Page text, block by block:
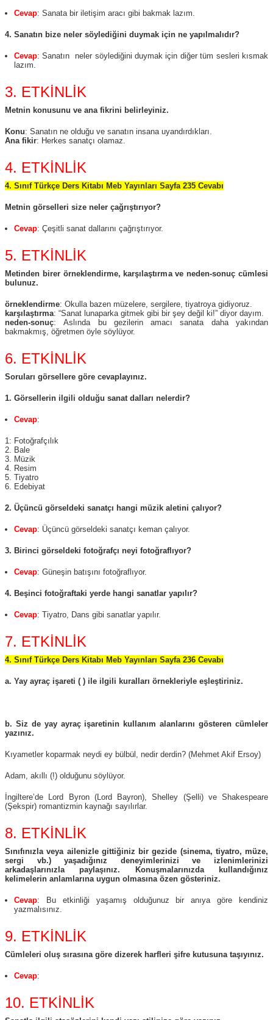
Cevap: Sanata bir iletişim aracı gibi bakmak lazım.
4. Sanatın bize neler söylediğini duymak için ne yapılmalıdır?
Cevap: Sanatın neler söylediğini duymak için diğer tüm sesleri kısmak
lazım.
3. ETKİNLİK
Metnin konusunu ve ana fikrini belirleyiniz.
Konu: Sanatın ne olduğu ve sanatın insana uyandırdıkları.
Ana fikir: Herkes sanatçı olamaz.
4. ETKİNLİK
4. Sınıf Türkçe Ders Kitabı Meb Yayınları Sayfa 235 Cevabı
Metnin görselleri size neler çağrıştırıyor?
Cevap: Çeşitli sanat dallarını çağrıştırıyor.
5. ETKİNLİK
Metinden birer örneklendirme, karşılaştırma ve neden-sonuç cümlesi
bulunuz.
örneklendirme: Okulla bazen müzelere, sergilere, tiyatroya gidiyoruz.
karşılaştırma: “Sanat lunaparka gitmek gibi bir şey değil ki!” diyor dayım.
neden-sonuç: Aslında bu gezilerin amacı sanata daha yakından
bakmakmış, öğretmen öyle söylüyor.
6. ETKİNLİK
Soruları görsellere göre cevaplayınız.
1. Görsellerin ilgili olduğu sanat dalları nelerdir?
Cevap:
1: Fotoğrafçılık
2. Bale
3. Müzik
4. Resim
5. Tiyatro
6. Edebiyat
2. Üçüncü görseldeki sanatçı hangi müzik aletini çalıyor?
Cevap: Üçüncü görseldeki sanatçı keman çalıyor.
3. Birinci görseldeki fotoğrafçı neyi fotoğraflıyor?
Cevap: Güneşin batışını fotoğraflıyor.
4. Beşinci fotoğraftaki yerde hangi sanatlar yapılır?
Cevap: Tiyatro, Dans gibi sanatlar yapılır.
7. ETKİNLİK
4. Sınıf Türkçe Ders Kitabı Meb Yayınları Sayfa 236 Cevabı
a. Yay ayraç işareti ( ) ile ilgili kuralları örnekleriyle eşleştiriniz.
b. Siz de yay ayraç işaretinin kullanım alanlarını gösteren cümleler
yazınız.
Kıyametler koparmak neydi ey bülbül, nedir derdin? (Mehmet Akif Ersoy)
Adam, akıllı (!) olduğunu söylüyor.
İngiltere’de Lord Byron (Lord Bayron), Shelley (Şelli) ve Shakespeare
(Şekspir) romantizmin kaynağı sayılırlar.
8. ETKİNLİK
Sınıfınızla veya ailenizle gittiğiniz bir gezide (sinema, tiyatro, müze,
sergi vb.) yaşadığınız deneyimlerinizi ve izlenimlerinizi
arkadaşlarınızla paylaşınız. Konuşmalarınızda kullandığınız
kelimelerin anlamlarına uygun olmasına özen gösteriniz.
Cevap: Bu etkinliği yaşamış olduğunuz bir anıya göre kendiniz
yazmalısınız.
9. ETKİNLİK
Cümleleri oluş sırasına göre dizerek harfleri şifre kutusuna taşıyınız.
Cevap:
10. ETKİNLİK